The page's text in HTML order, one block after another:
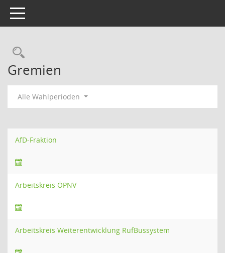
Toggle navigation
Rechercheauswahl
Gremien
Alle Wahlperioden
AfD-Fraktion
Arbeitskreis ÖPNV
Arbeitskreis Weiterentwicklung RufBussystem